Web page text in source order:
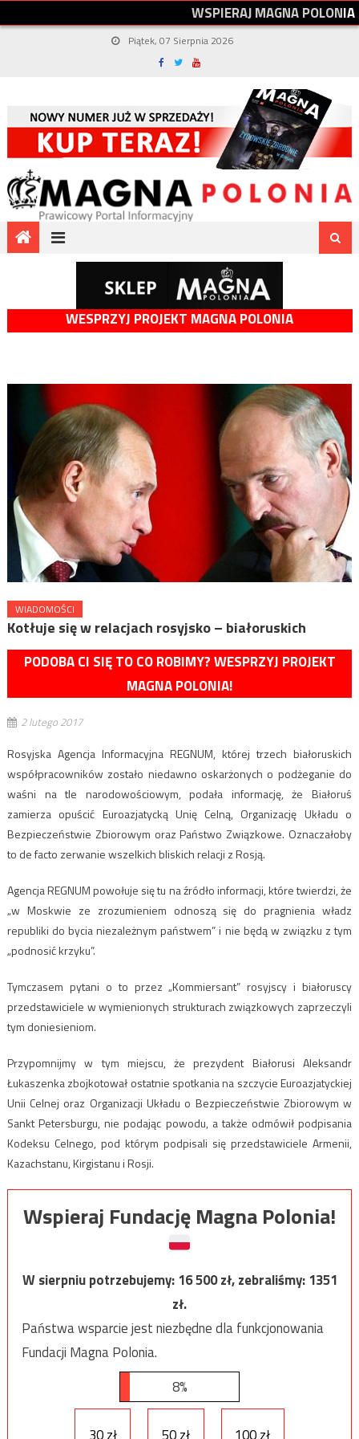
WSPIERAJMAGNAPOLONIA
Piątek, 07 Sierpnia 2026
WESPRZYJ PROJEKT MAGNA POLONIA
WIADOMOŚCI
Kotłuje się w relacjach rosyjsko – białoruskich
PODOBA CI SIĘ TO CO ROBIMY? WESPRZYJ PROJEKT
MAGNA POLONIA!
2 lutego 2017
Rosyjska Agencja Informacyjna REGNUM, której trzech białoruskich
współpracowników zostało niedawno oskarżonych o podżeganie do
waśni na tle narodowościowym, podała informację, że Białoruś
zamierza opuścić Euroazjatycką Unię Celną, Organizację Układu o
Bezpieczeństwie Zbiorowym oraz Państwo Związkowe. Oznaczałoby
to de facto zerwanie wszelkich bliskich relacji z Rosją.
Agencja REGNUM powołuje się tu na źródło informacji, które twierdzi, że
„w Moskwie ze zrozumieniem odnoszą się do pragnienia władz
republiki do bycia niezależnym państwem” i nie będą w związku z tym
„podnosić krzyku”.
Tymczasem pytani o to przez „Kommiersant” rosyjscy i białoruscy
przedstawiciele w wymienionych strukturach związkowych zaprzeczyli
tym doniesieniom.
Przypomnijmy w tym miejscu, że prezydent Białorusi Aleksandr
Łukaszenka zbojkotował ostatnie spotkania na szczycie Euroazjatyckiej
Unii Celnej oraz Organizacji Układu o Bezpieczeństwie Zbiorowym w
Sankt Petersburgu, nie podając powodu, a także odmówił podpisania
Kodeksu Celnego, pod którym podpisali się przedstawiciele Armenii,
Kazachstanu, Kirgistanu i Rosji.
Wspieraj Fundację Magna Polonia!
W sierpniu potrzebujemy:16 500zł, zebraliśmy:1351
zł.
Państwa wsparcie jest niezbędne dla funkcjonowania
Fundacji Magna Polonia.
8%